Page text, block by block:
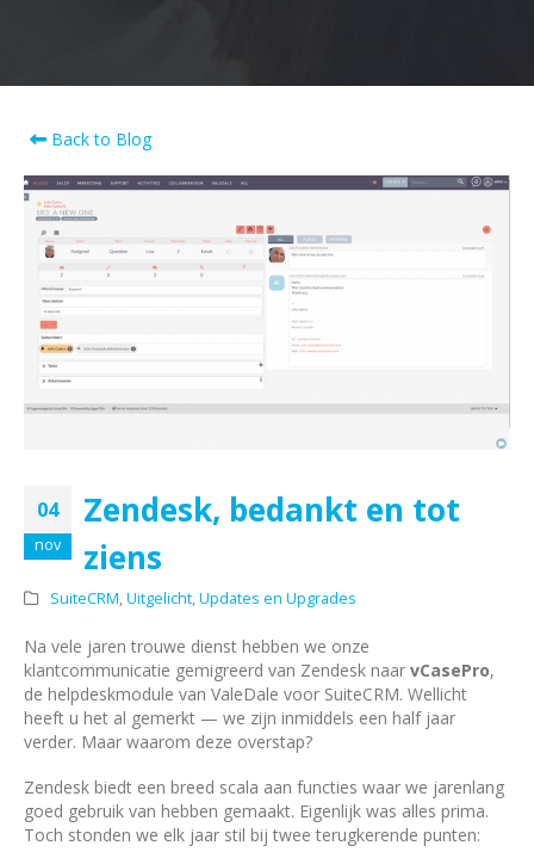
Back to Blog
04
nov
Zendesk, bedankt en tot
ziens
SuiteCRM,Uitgelicht,Updates en Upgrades
Na vele jaren trouwe dienst hebben we onze
klantcommunicatie gemigreerd van Zendesk naar vCasePro,
de helpdeskmodule van ValeDale voor SuiteCRM. Wellicht
heeft u het al gemerkt — we zijn inmiddels een half jaar
verder. Maar waarom deze overstap?
Zendesk biedt een breed scala aan functies waar we jarenlang
goed gebruik van hebben gemaakt. Eigenlijk was alles prima.
Toch stonden we elk jaar stil bij twee terugkerende punten: